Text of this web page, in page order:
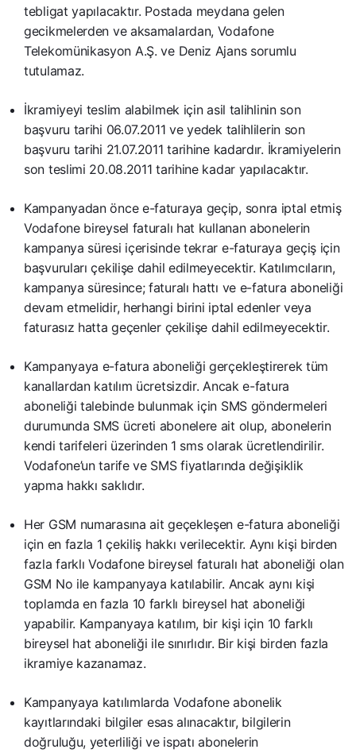
tebligat yapılacaktır. Postada meydana gelen
gecikmelerden ve aksamalardan, Vodafone
Telekomünikasyon A.Ş. ve Deniz Ajans sorumlu
tutulamaz.
İkramiyeyi teslim alabilmek için asil talihlinin son
başvuru tarihi 06.07.2011 ve yedek talihlilerin son
başvuru tarihi 21.07.2011 tarihine kadardır. İkramiyelerin
son teslimi 20.08.2011 tarihine kadar yapılacaktır.
Kampanyadan önce e-faturaya geçip, sonra iptal etmiş
Vodafone bireysel faturalı hat kullanan abonelerin
kampanya süresi içerisinde tekrar e-faturaya geçiş için
başvuruları çekilişe dahil edilmeyecektir. Katılımcıların,
kampanya süresince; faturalı hattı ve e-fatura aboneliği
devam etmelidir, herhangi birini iptal edenler veya
faturasız hatta geçenler çekilişe dahil edilmeyecektir.
Kampanyaya e-fatura aboneliği gerçekleştirerek tüm
kanallardan katılım ücretsizdir. Ancak e-fatura
aboneliği talebinde bulunmak için SMS göndermeleri
durumunda SMS ücreti abonelere ait olup, abonelerin
kendi tarifeleri üzerinden 1 sms olarak ücretlendirilir.
Vodafone’un tarife ve SMS fiyatlarında değişiklik
yapma hakkı saklıdır.
Her GSM numarasına ait geçekleşen e-fatura aboneliği
için en fazla 1 çekiliş hakkı verilecektir. Aynı kişi birden
fazla farklı Vodafone bireysel faturalı hat aboneliği olan
GSM No ile kampanyaya katılabilir. Ancak aynı kişi
toplamda en fazla 10 farklı bireysel hat aboneliği
yapabilir. Kampanyaya katılım, bir kişi için 10 farklı
bireysel hat aboneliği ile sınırlıdır. Bir kişi birden fazla
ikramiye kazanamaz.
Kampanyaya katılımlarda Vodafone abonelik
kayıtlarındaki bilgiler esas alınacaktır, bilgilerin
doğruluğu, yeterliliği ve ispatı abonelerin